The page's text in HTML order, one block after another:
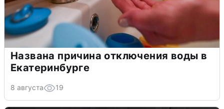
Названа причина отключения воды в
Екатеринбурге
8 августа 19